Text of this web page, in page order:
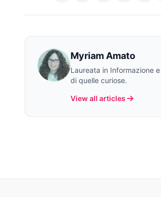
Myriam Amato
Laureata in Informazione
di quelle curiose.
View all articles